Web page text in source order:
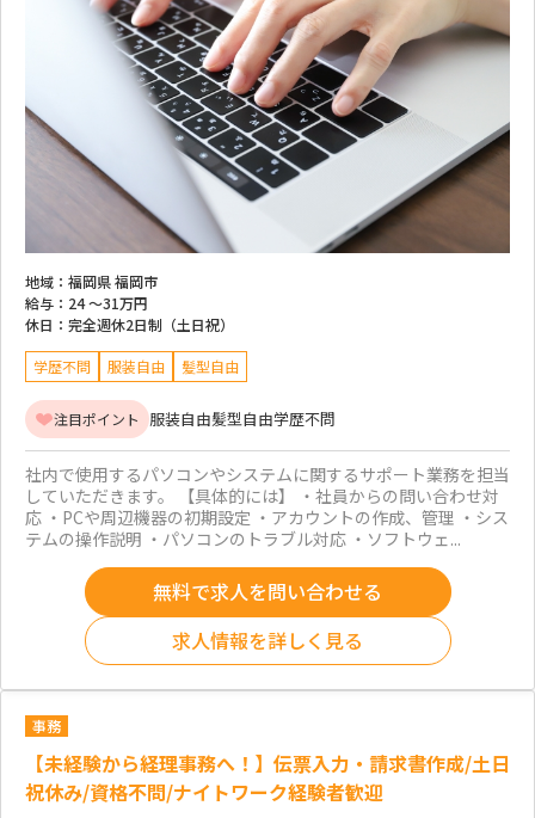
地域： 福岡県 福岡市
給与： 24 ～31万円
休日： 完全週休2日制（土日祝）
学歴不問 服装自由 髪型自由
注目ポイント 服装自由髪型自由学歴不問
社内で使用するパソコンやシステムに関するサポート業務を担当
していただきます。 【具体的には】 ・社員からの問い合わせ対
応 ・PCや周辺機器の初期設定 ・アカウントの作成、管理 ・シス
テムの操作説明 ・パソコンのトラブル対応 ・ソフトウェ...
無料で求人を問い合わせる
求人情報を詳しく見る
事務
【未経験から経理事務へ！】伝票入力・請求書作成/土日
祝休み/資格不問/ナイトワーク経験者歓迎